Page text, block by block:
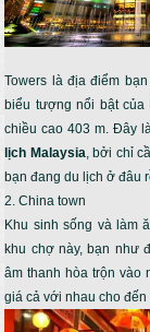
Towers là địa điểm
biểu tượng nổi bật của
chiều cao 403 m. Đây
lịch Malaysia, bởi chỉ
bạn đang du lịch ở đâu
2. China town
Khu sinh sống và làm
khu chợ này, bạn như
âm thanh hòa trộn vào
giá cả với nhau cho đến